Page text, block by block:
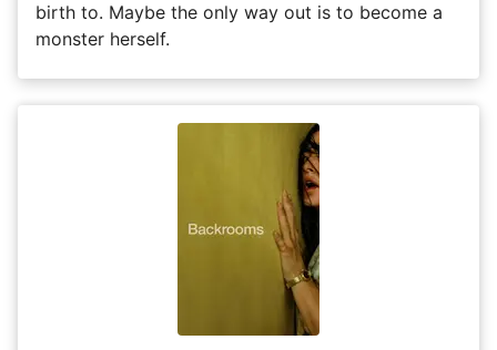
birth to. Maybe the only way out is to become a
monster herself.